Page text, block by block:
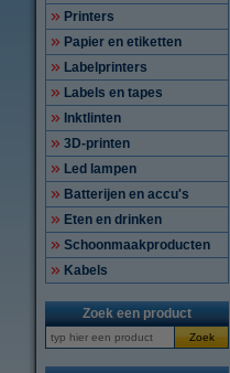
Printers
Papier en etiketten
Labelprinters
Labels en tapes
Inktlinten
3D-printen
Led lampen
Batterijen en accu's
Eten en drinken
Schoonmaakproducten
Kabels
Zoek een product
Zoek